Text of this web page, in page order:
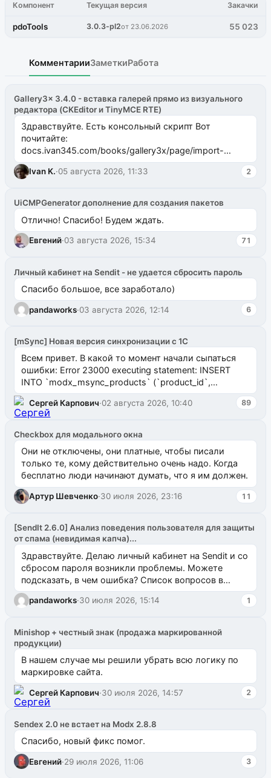
Компонент Текущая версия Закачки
pdoTools 3.0.3-pl2от 23.06.2026 55 023
КомментарииЗаметкиРабота
Gallery3x 3.4.0 - вставка галерей прямо из визуального
редактора (CKEditor и TinyMCE RTE)
Здравствуйте. Есть консольный скрипт Вот
почитайте:
docs.ivan345.com/books/gallery3x/page/import-
ms2galleryphp
Ivan K.·05 августа 2026, 11:33 2
UiCMPGenerator дополнение для создания пакетов
Отлично! Спасибо! Будем ждать.
Евгений·03 августа 2026, 15:34 71
Личный кабинет на Sendit - не удается сбросить пароль
Спасибо большое, все заработало)
pandaworks·03 августа 2026, 12:14 6
[mSync] Новая версия синхронизации с 1С
Всем привет. В какой то момент начали сыпаться
ошибки: Error 23000 executing statement: INSERT
INTO `modx_msync_products` (`product_id`,
`uuid_1c`) VALUES ...
Сергей Карпович·02 августа 2026, 10:40 89
Checkbox для модального окна
Они не отключены, они платные, чтобы писали
только те, кому действительно очень надо. Когда
бесплатно люди начинают думать, что я им должен.
Артур Шевченко·30 июля 2026, 23:16 11
[SendIt 2.6.0] Анализ поведения пользователя для защиты
от спама (невидимая капча)...
Здравствуйте. Делаю личный кабинет на Sendit и со
сбросом пароля возникли проблемы. Можете
подсказать, в чем ошибка? Список вопросов в
одноименном разделе на modx.pro пока пуст, и,...
pandaworks·30 июля 2026, 15:14 1
Minishop + честный знак (продажа маркированной
продукции)
В нашем случае мы решили убрать всю логику по
маркировке сайта.
Сергей Карпович·30 июля 2026, 14:57 2
Sendex 2.0 не встает на Modx 2.8.8
Спасибо, новый фикс помог.
Евгений·29 июля 2026, 11:06 3